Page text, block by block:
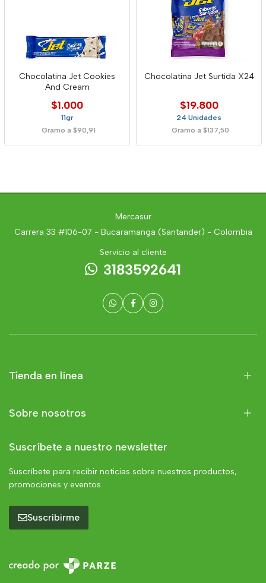
Chocolatina Jet Cookies
And Cream
$1.000
11gr
Gramo a $90,91
Chocolatina Jet Surtida X24
$19.800
24 Unidades
Gramo a $137,50
Mercasur
Carrera 33 #106-07 - Bucaramanga (Santander) - Colombia
Servicio al cliente
3183592641
Tienda en línea
Sobre nosotros
Suscríbete a nuestro newsletter
Suscríbete para recibir noticias sobre nuestros productos,
promociones y eventos.
Suscribirme